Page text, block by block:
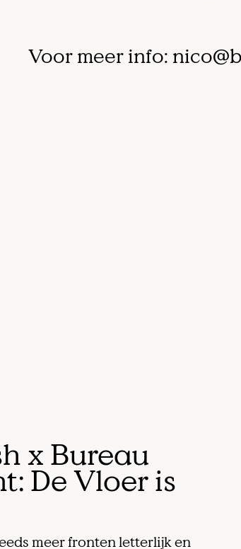
Voor meer info:
x Bureau
De Vloer is
meer fronten letterlijk en